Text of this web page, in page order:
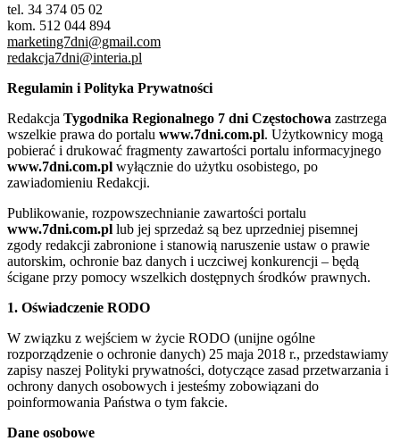
tel. 34 374 05 02
kom. 512 044 894
marketing7dni@gmail.com
redakcja7dni@interia.pl
Regulamin i Polityka Prywatności
Redakcja Tygodnika Regionalnego 7 dni Częstochowa zastrzega
wszelkie prawa do portalu www.7dni.com.pl. Użytkownicy mogą
pobierać i drukować fragmenty zawartości portalu informacyjnego
www.7dni.com.pl wyłącznie do użytku osobistego, po
zawiadomieniu Redakcji.
Publikowanie, rozpowszechnianie zawartości portalu
www.7dni.com.pl lub jej sprzedaż są bez uprzedniej pisemnej
zgody redakcji zabronione i stanowią naruszenie ustaw o prawie
autorskim, ochronie baz danych i uczciwej konkurencji – będą
ścigane przy pomocy wszelkich dostępnych środków prawnych.
1. Oświadczenie RODO
W związku z wejściem w życie RODO (unijne ogólne
rozporządzenie o ochronie danych) 25 maja 2018 r., przedstawiamy
zapisy naszej Polityki prywatności, dotyczące zasad przetwarzania i
ochrony danych osobowych i jesteśmy zobowiązani do
poinformowania Państwa o tym fakcie.
Dane osobowe